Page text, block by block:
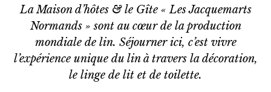
La Maison d’hôtes & le Gîte « Les Jacquemarts
Normands » sont au cœur de la production
mondiale de lin. Séjourner ici, c’est vivre
l’expérience unique du lin à travers la décoration,
le linge de lit et de toilette.